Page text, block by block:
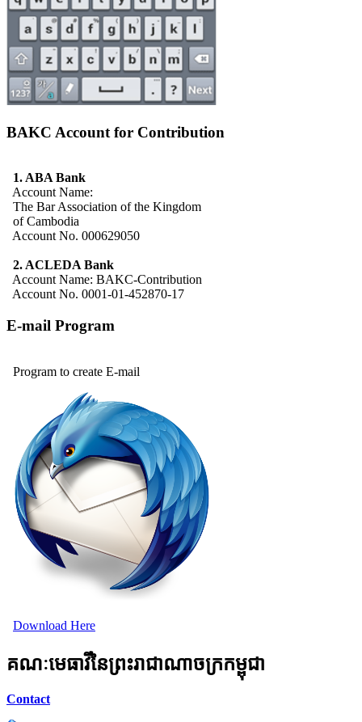
BAKC Account for Contribution
1. ABA Bank
Account Name:
The Bar Association of the Kingdom
of Cambodia
Account No. 000629050
2. ACLEDA Bank
Account Name: BAKC-Contribution
Account No. 0001-01-452870-17
E-mail Program
Program to create E-mail
Download Here
គណៈមេធាវីនៃព្រះរាជាណាចក្រកម្ពុជា
Contact